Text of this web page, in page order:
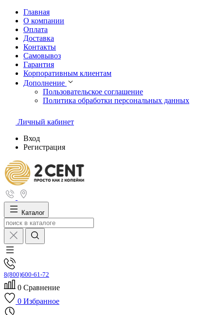
Главная
О компании
Оплата
Доставка
Контакты
Самовывоз
Гарантия
Корпоративным клиентам
Дополнение
Пользовательское соглашение
Политика обработки персональных данных
Личный кабинет
Вход
Регистрация
Каталог
8(800)600-61-72
0 Сравнение
0 Избранное